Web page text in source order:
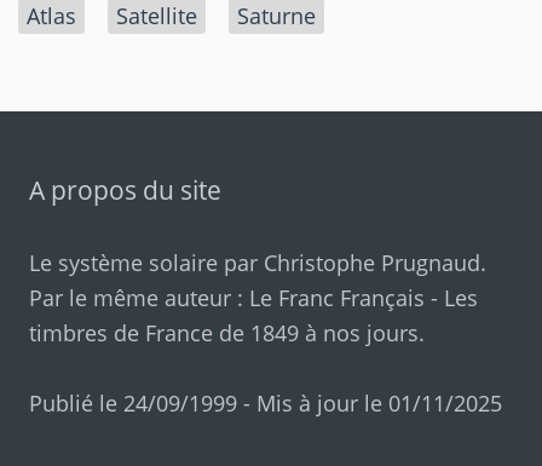
Atlas Satellite Saturne
A propos du site
Le système solaire par Christophe Prugnaud.
Par le même auteur : Le Franc Français - Les
timbres de France de 1849 à nos jours.
Publié le 24/09/1999 - Mis à jour le 01/11/2025